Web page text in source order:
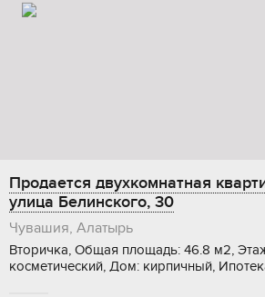
Продается двухкомнатная
улица Белинского, 30
Чувашия, Алатырь
Вторичка, Общая площадь: 46.8 м2,
косметический, Дом: кирпичный,